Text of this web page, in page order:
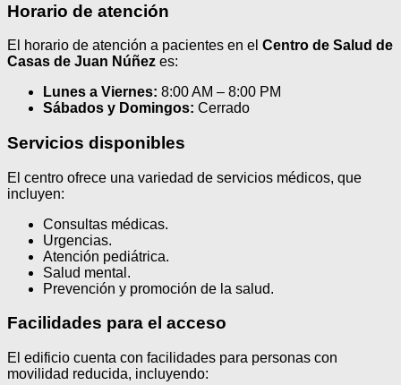
Horario de atención
El horario de atención a pacientes en el Centro de Salud de
Casas de Juan Núñez es:
Lunes a Viernes: 8:00 AM – 8:00 PM
Sábados y Domingos: Cerrado
Servicios disponibles
El centro ofrece una variedad de servicios médicos, que
incluyen:
Consultas médicas.
Urgencias.
Atención pediátrica.
Salud mental.
Prevención y promoción de la salud.
Facilidades para el acceso
El edificio cuenta con facilidades para personas con
movilidad reducida, incluyendo: